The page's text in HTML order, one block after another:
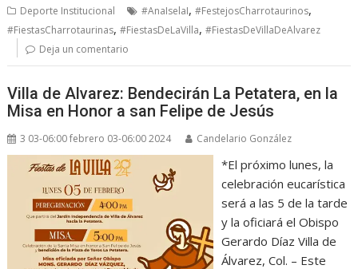
Deporte Institucional #AnaIselaI,#FestejosCharrotaurinos,
#FiestasCharrotaurinas,#FiestasDeLaVilla,#FiestasDeVillaDeAlvarez
Deja un comentario
Villa de Alvarez: Bendecirán La Petatera, en la
Misa en Honor a san Felipe de Jesús
3 03-06:00 febrero 03-06:00 2024 Candelario González
*El próximo lunes, la
celebración eucarística
será a las 5 de la tarde
y la oficiará el Obispo
Gerardo Díaz Villa de
Álvarez, Col. – Este